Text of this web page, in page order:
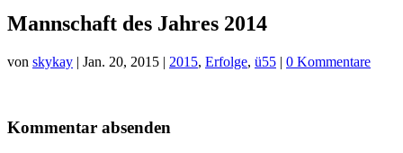
Mannschaft des Jahres 2014
von skykay | Jan. 20, 2015 | 2015, Erfolge, ü55 | 0 Kommentare
Kommentar absenden